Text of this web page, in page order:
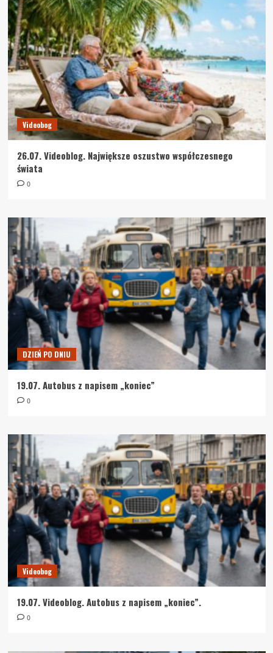
Videobog
26.07. Videoblog. Największe oszustwo współczesnego
świata
0
DZIEŃ PO DNIU
19.07. Autobus z napisem „koniec”
0
Videobog
19.07. Videoblog. Autobus z napisem „koniec”.
0